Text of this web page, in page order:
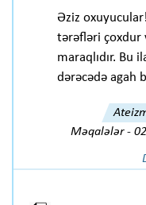
Əziz
tərəfləri çoxdur
maraqlıdır. Bu
dərəcədə agah
Məqalələr-